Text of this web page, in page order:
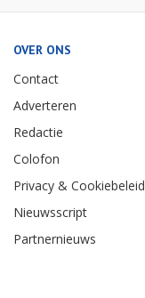
OVER ONS
Contact
Adverteren
Redactie
Colofon
Privacy & Cookiebeleid
Nieuwsscript
Partnernieuws